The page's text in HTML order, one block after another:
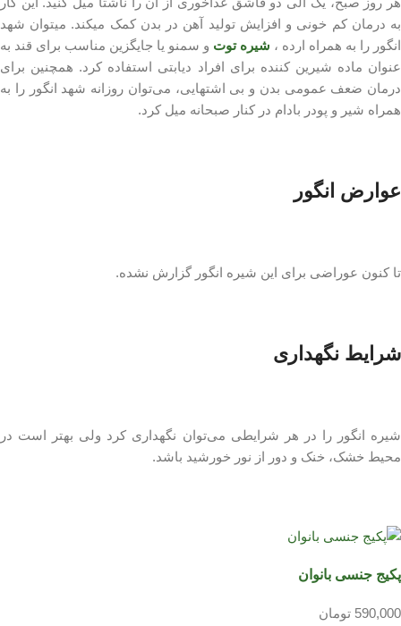
به درمان کم خونی و افزایش تولید آهن در بدن کمک میکند. میتوان شهد
انگور را به همراه ارده ، شیره توت و سمنو یا جایگزین مناسب برای قند به
عنوان ماده شیرین کننده برای افراد دیابتی استفاده کرد. همچنین برای
درمان ضعف عمومی بدن و بی اشتهایی، می‌توان روزانه شهد انگور را به
همراه شیر و پودر بادام در کنار صبحانه میل کرد.
عوارض انگور
تا کنون عوراضی برای این شیره انگور گزارش نشده.
شرایط نگهداری
شیره انگور را در هر شرایطی می‌توان نگهداری کرد ولی بهتر است در
محیط خشک، خنک و دور از نور خورشید باشد.
پکیج جنسی بانوان
590,000 تومان